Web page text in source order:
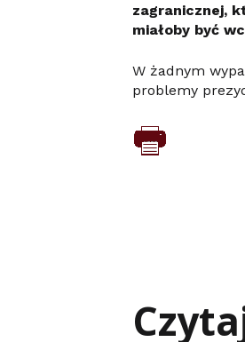
zagranicznej,
miałoby być
W żadnym
problemy